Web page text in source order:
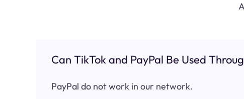
Can TikTok and PayPal Be Used
PayPal do not work in our network.